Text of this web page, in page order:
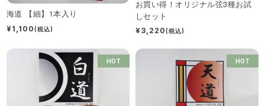
海道 【細】1本入り
¥1,100(税込)
お買い得！オリジナル弦3種お試
しセット
¥3,220(税込)
HOT HOT